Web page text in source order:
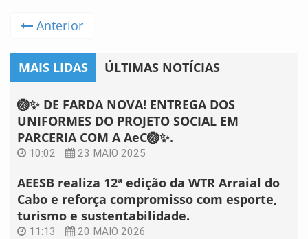
Anterior
MAIS LIDAS ÚLTIMAS NOTÍCIAS
🏐✨ DE FARDA NOVA! ENTREGA DOS
UNIFORMES DO PROJETO SOCIAL EM
PARCERIA COM A AeC🏐✨.
10:02 23 MAIO 2025
AEESB realiza 12ª edição da WTR Arraial do
Cabo e reforça compromisso com esporte,
turismo e sustentabilidade.
11:13 20 MAIO 2026